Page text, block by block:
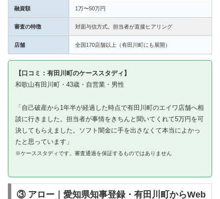
融資額 1万〜50万円
審査の特徴 対面与信方式。担当者が直接ヒアリング
店舗 全国170店舗以上（有田川町にも展開）
【口コミ：有田川町のケーススタディ】
和歌山有田川町・43歳・自営業・男性
「自己破産から1年半が経過した時点で有田川町のエイワ店舗へ相
談に行きました。担当者が事情をきちんと聞いてくれて5万円を可
決してもらえました。ソフト闇金に手を出さなくて本当によかっ
たと思っています」
※ケーススタディです。審査通過を保証するものではありません
③ アロー｜愛知県知事登録・有田川町からWeb